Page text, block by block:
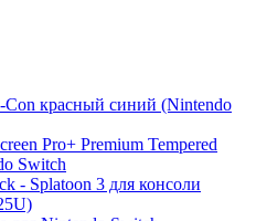
Con красный синий (Nintendo
Pro+ Premium Tempered
Switch
- Splatoon 3 для консоли